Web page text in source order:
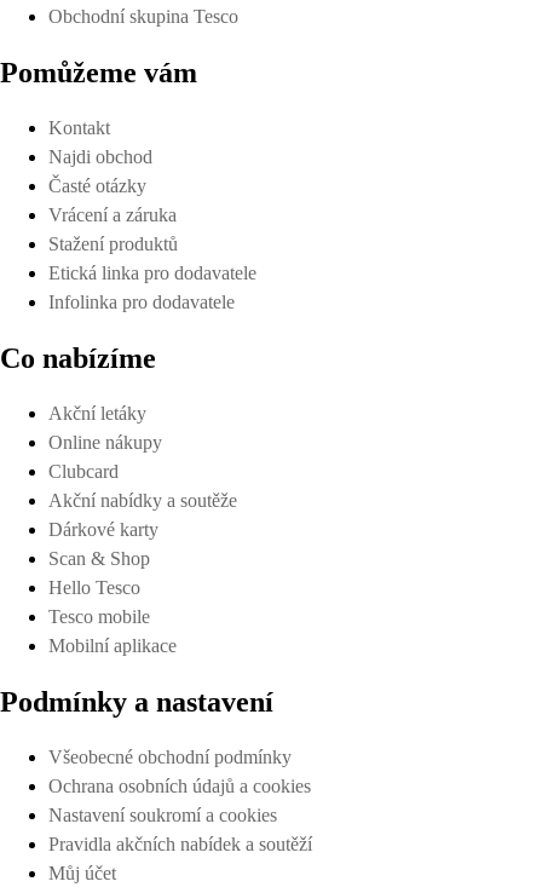
Obchodní skupina Tesco
Pomůžeme vám
Kontakt
Najdi obchod
Časté otázky
Vrácení a záruka
Stažení produktů
Etická linka pro dodavatele
Infolinka pro dodavatele
Co nabízíme
Akční letáky
Online nákupy
Clubcard
Akční nabídky a soutěže
Dárkové karty
Scan & Shop
Hello Tesco
Tesco mobile
Mobilní aplikace
Podmínky a nastavení
Všeobecné obchodní podmínky
Ochrana osobních údajů a cookies
Nastavení soukromí a cookies
Pravidla akčních nabídek a soutěží
Můj účet